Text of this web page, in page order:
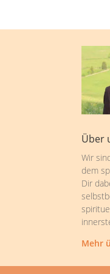
Über
Wir
dem
Dir
Mehr